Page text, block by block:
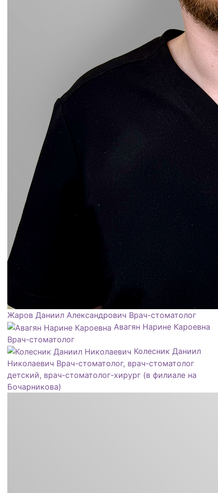
Жаров Даниил Александрович Врач-стоматолог
Авагян Нарине Кароевна
Врач-стоматолог
Колесник Даниил
Николаевич Врач-стоматолог, врач-стоматолог
детский, врач-стоматолог-хирург (в филиале на
Бочарникова)